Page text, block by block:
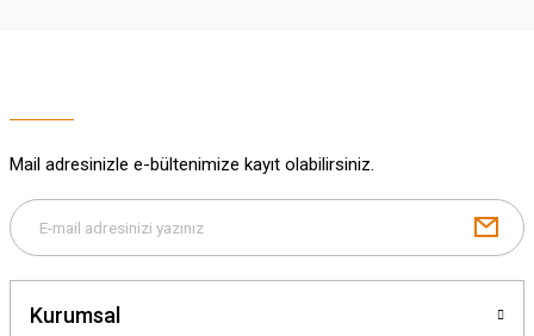
Gönder
Mail adresinizle e-bültenimize kayıt olabilirsiniz.
Kurumsal